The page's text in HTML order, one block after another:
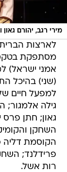
מירי רגב, יהורם
לארצות
מסתפקת בטקס
אמני ישראל)
(שני) בהיכל
למפעל חיים
גילה אלמגור;
גאון; חתן
השחקן
הקוסמת דליה
פרידלנד;
רות אשל.